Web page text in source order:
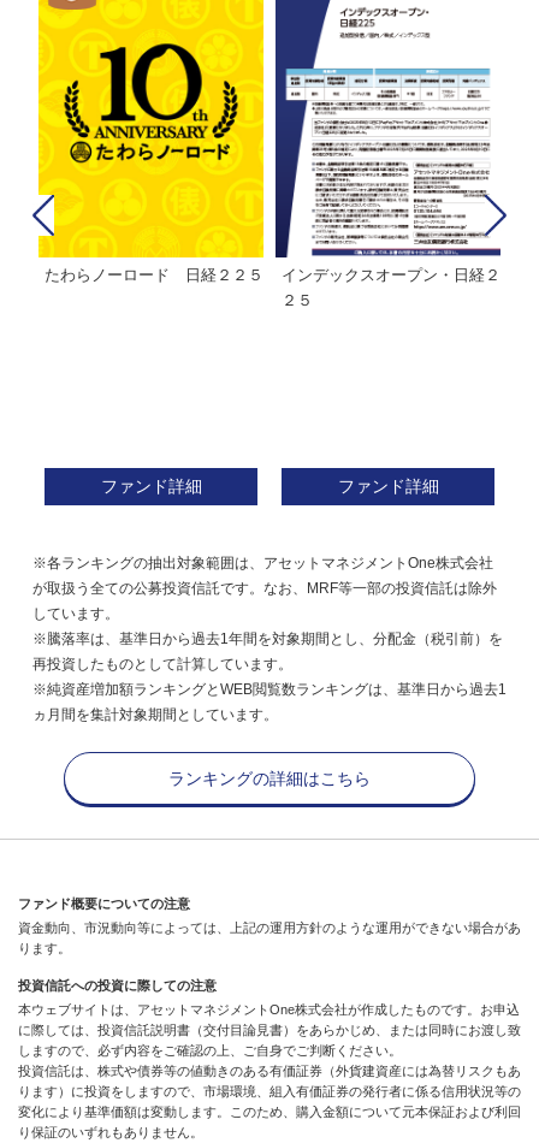
ＭＨＡＭ株式インデックスファ
ファンド詳細
インデックスミリオン
ファンド詳細
※各ランキングの抽出対象範囲は、アセットマネジメントOne株式会社
が取扱う全ての公募投資信託です。なお、MRF等一部の投資信託は除外
しています。
※騰落率は、基準日から過去1年間を対象期間とし、分配金（税引前）を
再投資したものとして計算しています。
※純資産増加額ランキングとWEB閲覧数ランキングは、基準日から過去1
ヵ月間を集計対象期間としています。
ランキングの詳細はこちら
ファンド概要についての注意
資金動向、市況動向等によっては、上記の運用方針のような運用ができない場合があ
ります。
投資信託への投資に際しての注意
本ウェブサイトは、アセットマネジメントOne株式会社が作成したものです。お申込
に際しては、投資信託説明書（交付目論見書）をあらかじめ、または同時にお渡し致
しますので、必ず内容をご確認の上、ご自身でご判断ください。
投資信託は、株式や債券等の値動きのある有価証券（外貨建資産には為替リスクもあ
ります）に投資をしますので、市場環境、組入有価証券の発行者に係る信用状況等の
変化により基準価額は変動します。このため、購入金額について元本保証および利回
り保証のいずれもありません。